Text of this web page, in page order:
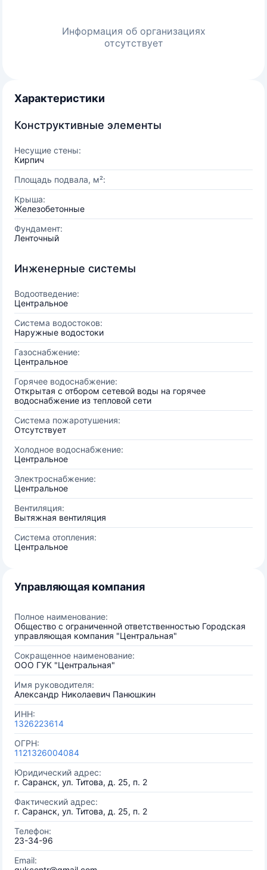
Информация об организациях
отсутствует
Характеристики
Конструктивные элементы
Несущие стены:
Кирпич
Площадь подвала, м²:
Крыша:
Железобетонные
Фундамент:
Ленточный
Инженерные системы
Водоотведение:
Центральное
Система водостоков:
Наружные водостоки
Газоснабжение:
Центральное
Горячее водоснабжение:
Открытая с отбором сетевой воды на горячее
водоснабжение из тепловой сети
Система пожаротушения:
Отсутствует
Холодное водоснабжение:
Центральное
Электроснабжение:
Центральное
Вентиляция:
Вытяжная вентиляция
Система отопления:
Центральное
Управляющая компания
Полное наименование:
Общество с ограниченной ответственностью Городская
управляющая компания "Центральная"
Сокращенное наименование:
ООО ГУК "Центральная"
Имя руководителя:
Александр Николаевич Панюшкин
ИНН:
1326223614
ОГРН:
1121326004084
Юридический адрес:
г. Саранск, ул. Титова, д. 25, п. 2
Фактический адрес:
г. Саранск, ул. Титова, д. 25, п. 2
Телефон:
23-34-96
Email: